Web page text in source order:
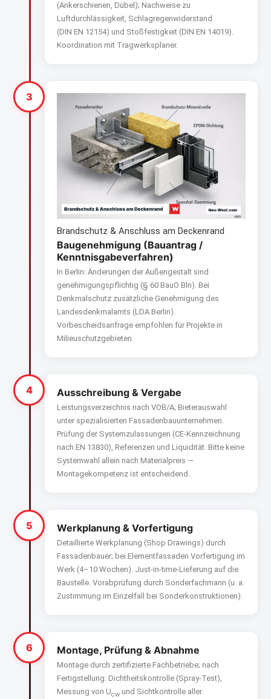
(Ankerschienen, Dübel); Nachweise zu
Luftdurchlässigkeit, Schlagregenwiderstand
(DIN EN 12154) und Stoßfestigkeit (DIN EN 14019).
Koordination mit Tragwerksplaner.
3
Brandschutz & Anschluss am Deckenrand
Baugenehmigung (Bauantrag /
Kenntnisgabeverfahren)
In Berlin: Änderungen der Außengestalt sind
genehmigungspflichtig (§ 60 BauO Bln). Bei
Denkmalschutz zusätzliche Genehmigung des
Landesdenkmalamts (LDA Berlin).
Vorbescheidsanfrage empfohlen für Projekte in
Milieuschutzgebieten.
4 Ausschreibung & Vergabe
Leistungsverzeichnis nach VOB/A; Bieterauswahl
unter spezialisierten Fassadenbauunternehmen.
Prüfung der Systemzulassungen (CE-Kennzeichnung
nach EN 13830), Referenzen und Liquidität. Bitte keine
Systemwahl allein nach Materialpreis —
Montagekompetenz ist entscheidend.
5 Werkplanung & Vorfertigung
Detaillierte Werkplanung (Shop Drawings) durch
Fassadenbauer; bei Elementfassaden Vorfertigung im
Werk (4–10 Wochen). Just-in-time-Lieferung auf die
Baustelle. Vorabprüfung durch Sonderfachmann (u. a.
Zustimmung im Einzelfall bei Sonderkonstruktionen).
6 Montage, Prüfung & Abnahme
Montage durch zertifizierte Fachbetriebe; nach
Fertigstellung: Dichtheitskontrolle (Spray-Test),
Messung von Ucw und Sichtkontrolle aller